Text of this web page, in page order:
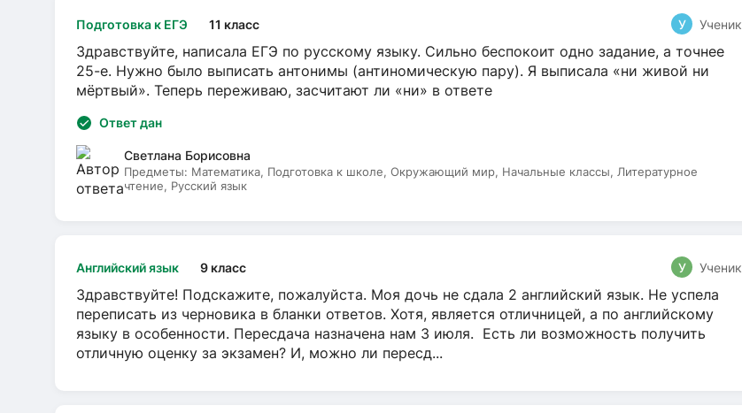
Подготовка к ЕГЭ 11 класс У Ученик
Здравствуйте, написала ЕГЭ по русскому языку. Сильно беспокоит одно задание, а точнее
25-е. Нужно было выписать антонимы (антиномическую пару). Я выписала «ни живой ни
мёртвый». Теперь переживаю, засчитают ли «ни» в ответе
Ответ дан
Светлана Борисовна
Предметы: Математика, Подготовка к школе, Окружающий мир, Начальные классы, Литературное
чтение, Русский язык
Английский язык 9 класс У Ученик
Здравствуйте! Подскажите, пожалуйста. Моя дочь не сдала 2 английский язык. Не успела
переписать из черновика в бланки ответов. Хотя, является отличницей, а по английскому
языку в особенности. Пересдача назначена нам 3 июля. Есть ли возможность получить
отличную оценку за экзамен? И, можно ли пересд...